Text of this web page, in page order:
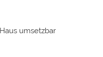
umsetzbar